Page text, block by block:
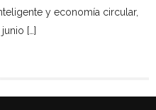
y economía circular,
[…]